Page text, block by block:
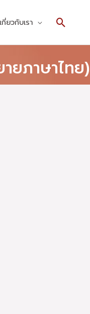
เกี่ยวกับเรา Search
ยภาษาไทย)